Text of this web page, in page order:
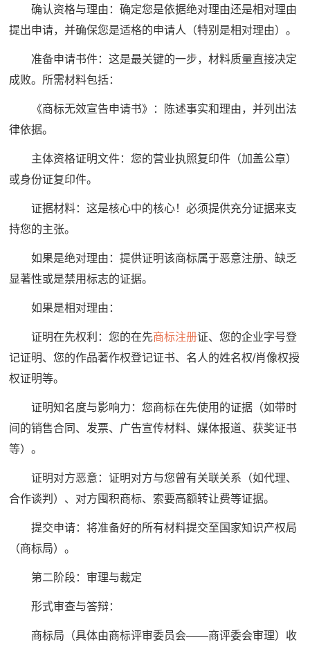
确认资格与理由：确定您是依据绝对理由还是相对理由
提出申请，并确保您是适格的申请人（特别是相对理由）。
准备申请书件：这是最关键的一步，材料质量直接决定
成败。所需材料包括：
《商标无效宣告申请书》：陈述事实和理由，并列出法
律依据。
主体资格证明文件：您的营业执照复印件（加盖公章）
或身份证复印件。
证据材料：这是核心中的核心！必须提供充分证据来支
持您的主张。
如果是绝对理由：提供证明该商标属于恶意注册、缺乏
显著性或是禁用标志的证据。
如果是相对理由：
证明在先权利：您的在先商标注册证、您的企业字号登
记证明、您的作品著作权登记证书、名人的姓名权/肖像权授
权证明等。
证明知名度与影响力：您商标在先使用的证据（如带时
间的销售合同、发票、广告宣传材料、媒体报道、获奖证书
等）。
证明对方恶意：证明对方与您曾有关联关系（如代理、
合作谈判）、对方囤积商标、索要高额转让费等证据。
提交申请：将准备好的所有材料提交至国家知识产权局
（商标局）。
第二阶段：审理与裁定
形式审查与答辩：
商标局（具体由商标评审委员会——商评委会审理）收